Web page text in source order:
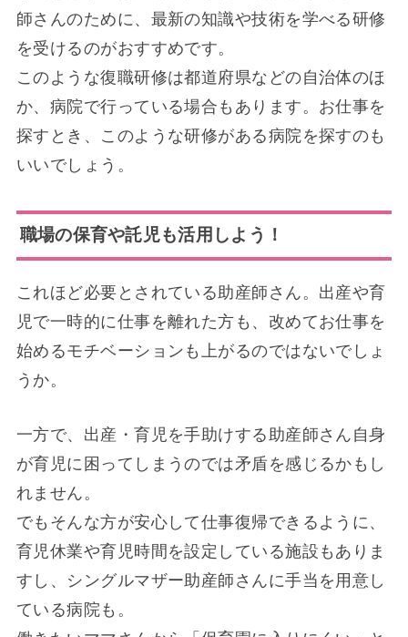
師さんのために、最新の知識や技術を学べる研修
を受けるのがおすすめです。
このような復職研修は都道府県などの自治体のほ
か、病院で行っている場合もあります。お仕事を
探すとき、このような研修がある病院を探すのも
いいでしょう。
職場の保育や託児も活用しよう！
これほど必要とされている助産師さん。出産や育
児で一時的に仕事を離れた方も、改めてお仕事を
始めるモチベーションも上がるのではないでしょ
うか。
一方で、出産・育児を手助けする助産師さん自身
が育児に困ってしまうのでは矛盾を感じるかもし
れません。
でもそんな方が安心して仕事復帰できるように、
育児休業や育児時間を設定している施設もありま
すし、シングルマザー助産師さんに手当を用意し
ている病院も。